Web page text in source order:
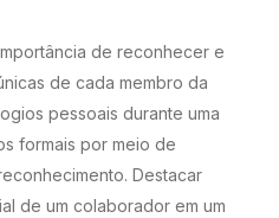
de reconhecer e
de cada membro da
pessoais durante uma
formais por meio de
Destacar
de um colaborador em um